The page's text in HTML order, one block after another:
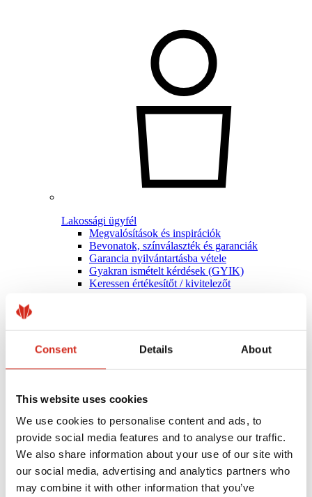
Consent Details About
This website uses cookies
We use cookies to personalise content and ads, to
provide social media features and to analyse our traffic.
We also share information about your use of our site with
our social media, advertising and analytics partners who
may combine it with other information that you’ve
Lakossági ügyfél
Megvalósítások és inspirációk
Bevonatok, színválaszték és garanciák
Garancia nyilvántartásba vétele
Gyakran ismételt kérdések (GYIK)
Keressen értékesítőt / kivitelezőt